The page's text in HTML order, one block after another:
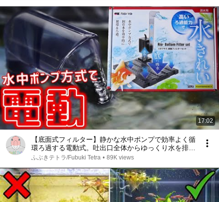
17:02
【底面式フィルター】静かな水中ポンプで効率よく循
環ろ過する電動式。吐出口全体からゆっくり水を排
出。カミハタ リオプラス底面フィルターセット
ふぶきテトラ/Fubuki Tetra • 89K views